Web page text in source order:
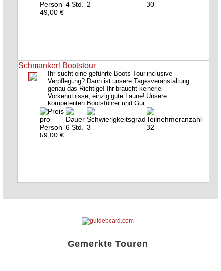
49,00 €
4 Std. 2 30
Schmankerl Bootstour
Ihr sucht eine geführte Boots-Tour inclusive
Verpflegung? Dann ist unsere Tagesveranstaltung
genau das Richtige! Ihr braucht keinerlei
Vorkenntnisse, einzig gute Laune! Unsere
kompetenten Bootsführer und Gui...
59,00 €
6 Std. 3 32
Gemerkte Touren